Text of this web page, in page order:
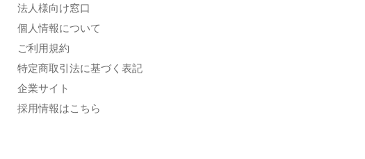
法人様向け窓口
個人情報について
ご利用規約
特定商取引法に基づく表記
企業サイト
採用情報はこちら